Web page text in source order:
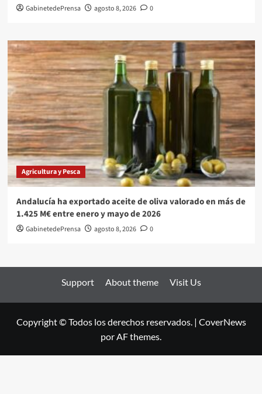
GabinetedePrensa agosto 8, 2026 0
Agricultura y Pesca
Andalucía ha exportado aceite de oliva valorado en más de
1.425 M€ entre enero y mayo de 2026
GabinetedePrensa agosto 8, 2026 0
Support About theme Visit Us
Copyright © Todos los derechos reservados. | CoverNews
por AF themes.